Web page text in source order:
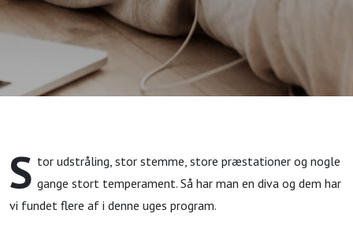
S tor udstråling, stor stemme, store præstationer og nogle
gange stort temperament. Så har man en diva og dem har
vi fundet flere af i denne uges program.